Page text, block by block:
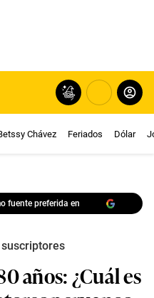
Chávez Feriados Dólar
fuente preferida en
años: ¿Cuál es